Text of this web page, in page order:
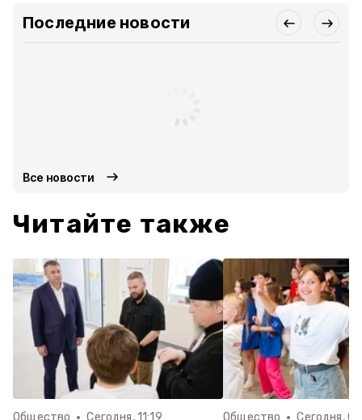
Последние новости
Все новости
Читайте также
Общество Сегодня, 11:19 Общество Сегодня,